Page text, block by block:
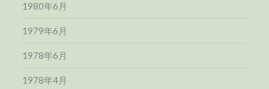
1980年6月
1979年6月
1978年6月
1978年4月